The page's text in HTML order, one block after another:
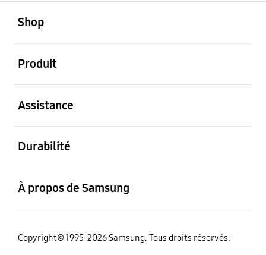
Shop
Produit
Assistance
Durabilité
À propos de Samsung
Copyright© 1995-2026 Samsung. Tous droits réservés.